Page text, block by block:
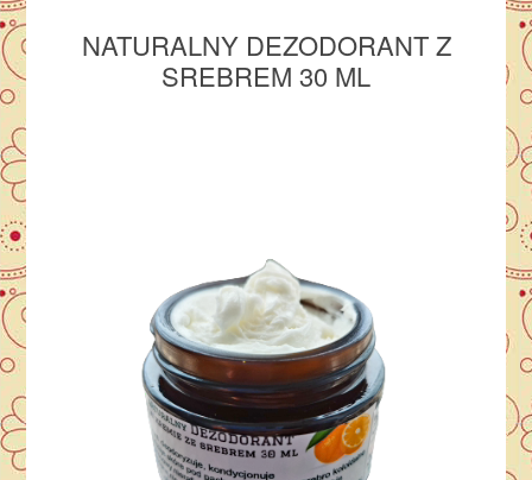
NATURALNY DEZODORANT Z
SREBREM 30 ML